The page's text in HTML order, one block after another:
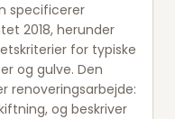
specificerer
2018, herunder
for typiske
og gulve. Den
renoveringsarbejde:
og beskriver